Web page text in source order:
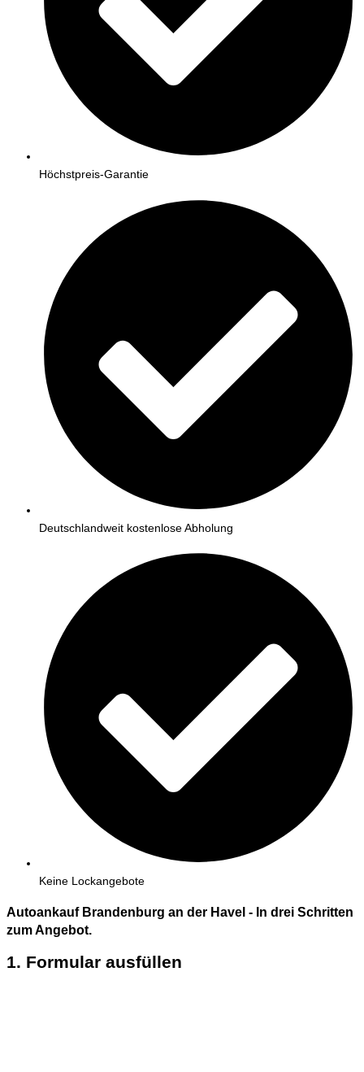
Höchstpreis-Garantie
Deutschlandweit kostenlose Abholung
Keine Lockangebote
Autoankauf Brandenburg an der Havel - In drei Schritten
zum Angebot.
1. Formular ausfüllen